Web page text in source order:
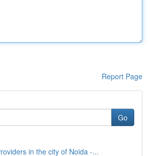
Report Page
Go
in the city of Noida -...